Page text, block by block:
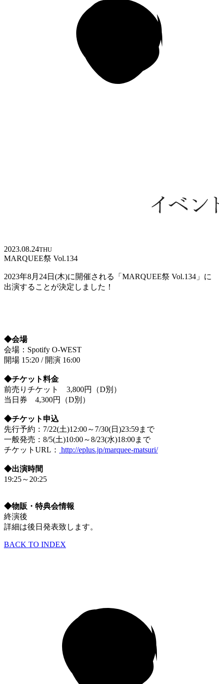
2023.08.24THU
MARQUEE祭 Vol.134
2023年8月24日(木)に開催される「MARQUEE祭 Vol.134」に
出演することが決定しました！
◆会場
会場：Spotify O-WEST
開場 15:20 / 開演 16:00
◆チケット料金
前売りチケット 3,800円（D別）
当日券 4,300円（D別）
◆チケット申込
先行予約：7/22(土)12:00～7/30(日)23:59まで
一般発売：8/5(土)10:00～8/23(水)18:00まで
チケットURL：
http://eplus.jp/marquee-matsuri/
◆出演時間
19:25～20:25
◆物販・特典会情報
終演後
詳細は後日発表致します。
BACK TO INDEX